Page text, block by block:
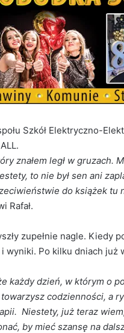
Szkół Elektryczno-
znałem legł w gruzach.
to nie był sen ani
do książek
Rafał.
zupełnie nagle. Kiedy
wyniki. Po kilku dniach już
każdy dzień, w którym o
towarzysz codzienności, a
Niestety, już teraz
by mieć szansę na